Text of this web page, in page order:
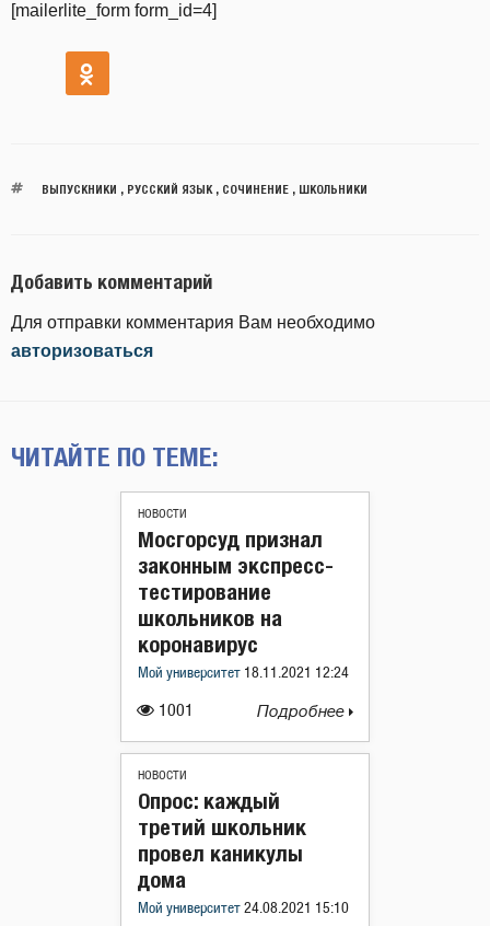
[mailerlite_form form_id=4]
ВЫПУСКНИКИ , РУССКИЙ ЯЗЫК, СОЧИНЕНИЕ, ШКОЛЬНИКИ
Добавить комментарий
Для отправки комментария Вам необходимо
авторизоваться
ЧИТАЙТЕ ПО ТЕМЕ:
НОВОСТИ
1001
Мосгорсуд признал
законным экспресс-
тестирование
школьников на
коронавирус
Мой университет 18.11.2021 12:24
Подробнее
НОВОСТИ
Опрос: каждый
третий школьник
провел каникулы
дома
Мой университет 24.08.2021 15:10